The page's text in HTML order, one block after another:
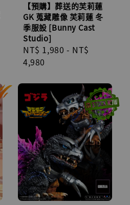
【預購】葬送的芙莉蓮
GK 蒐藏雕像 芙莉蓮 冬
季服設 [Bunny Cast
Studio]
Regular
price
NT$ 1,980 - NT$
4,980